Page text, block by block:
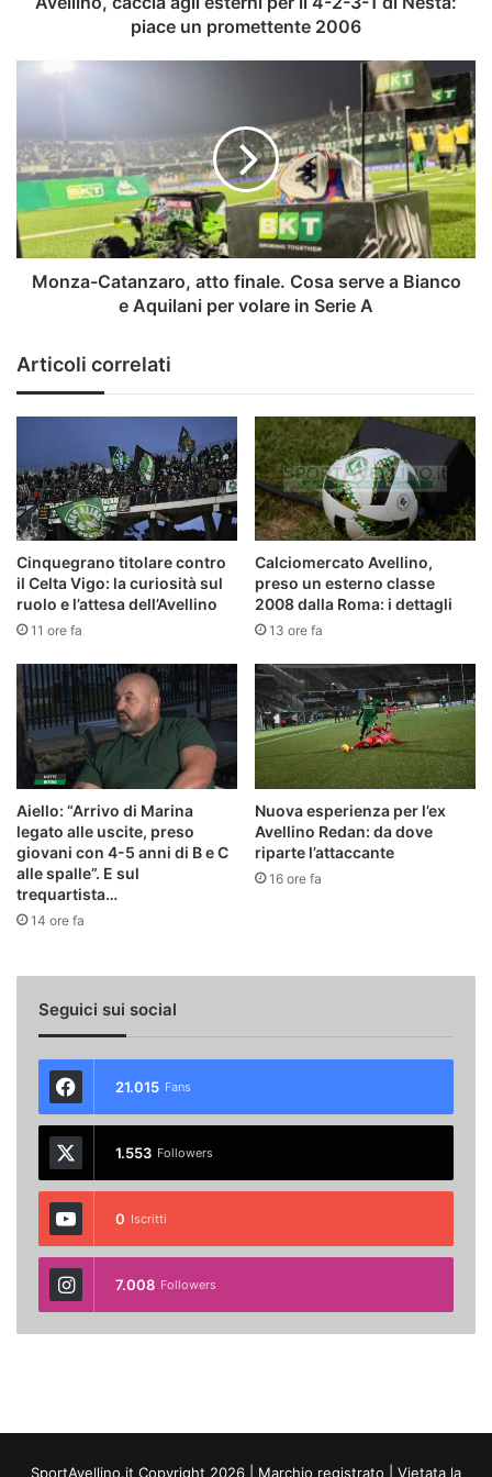
2006
piace un promettente 2006
Monza-
finale.
Cosa
serve
a
Bianco
e
Aquilani
Serie
A
Monza-Catanzaro, atto finale. Cosa serve a Bianco
e Aquilani per volare in Serie A
Articoli correlati
Cinquegrano titolare contro
il Celta Vigo: la curiosità sul
ruolo e l’attesa dell’Avellino
11 ore fa
Calciomercato Avellino,
preso un esterno classe
2008 dalla Roma: i dettagli
13 ore fa
Aiello: “Arrivo di Marina
legato alle uscite, preso
giovani con 4-5 anni di B e C
alle spalle”. E sul
trequartista…
14 ore fa
Nuova esperienza per l’ex
Avellino Redan: da dove
riparte l’attaccante
16 ore fa
Seguici sui social
21.015 Fans
1.553 Followers
0 Iscritti
7.008 Followers
SportAvellino.it Copyright 2026 | Marchio registrato | Vietata la